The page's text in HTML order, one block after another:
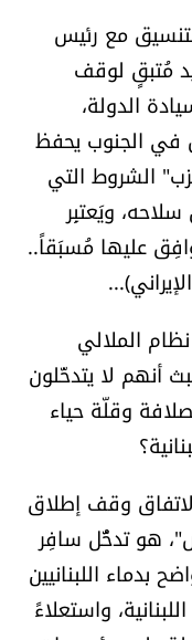
مع رئيس
مُتبقٍ لوقف
الدولة،
في الجنوب يحفظ
الشروط التي
ويَعتبِر
عليها مُسبَقاً..
الملالي
أنهم لا يتدخّلون
وقلّة حياء
وقف إطلاق
هو تدخُّل سافِر
بدماء اللبنانيين
واستعلاءً